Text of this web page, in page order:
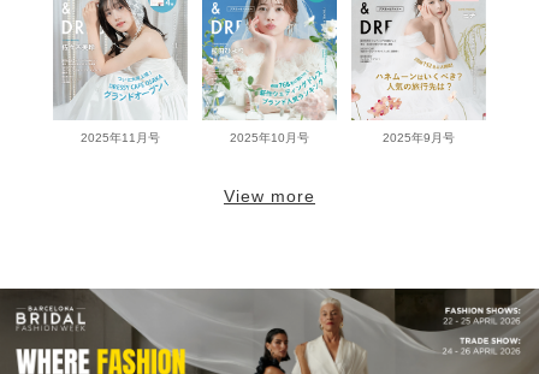
2025年11月号 2025年10月号 2025年9月号
View more